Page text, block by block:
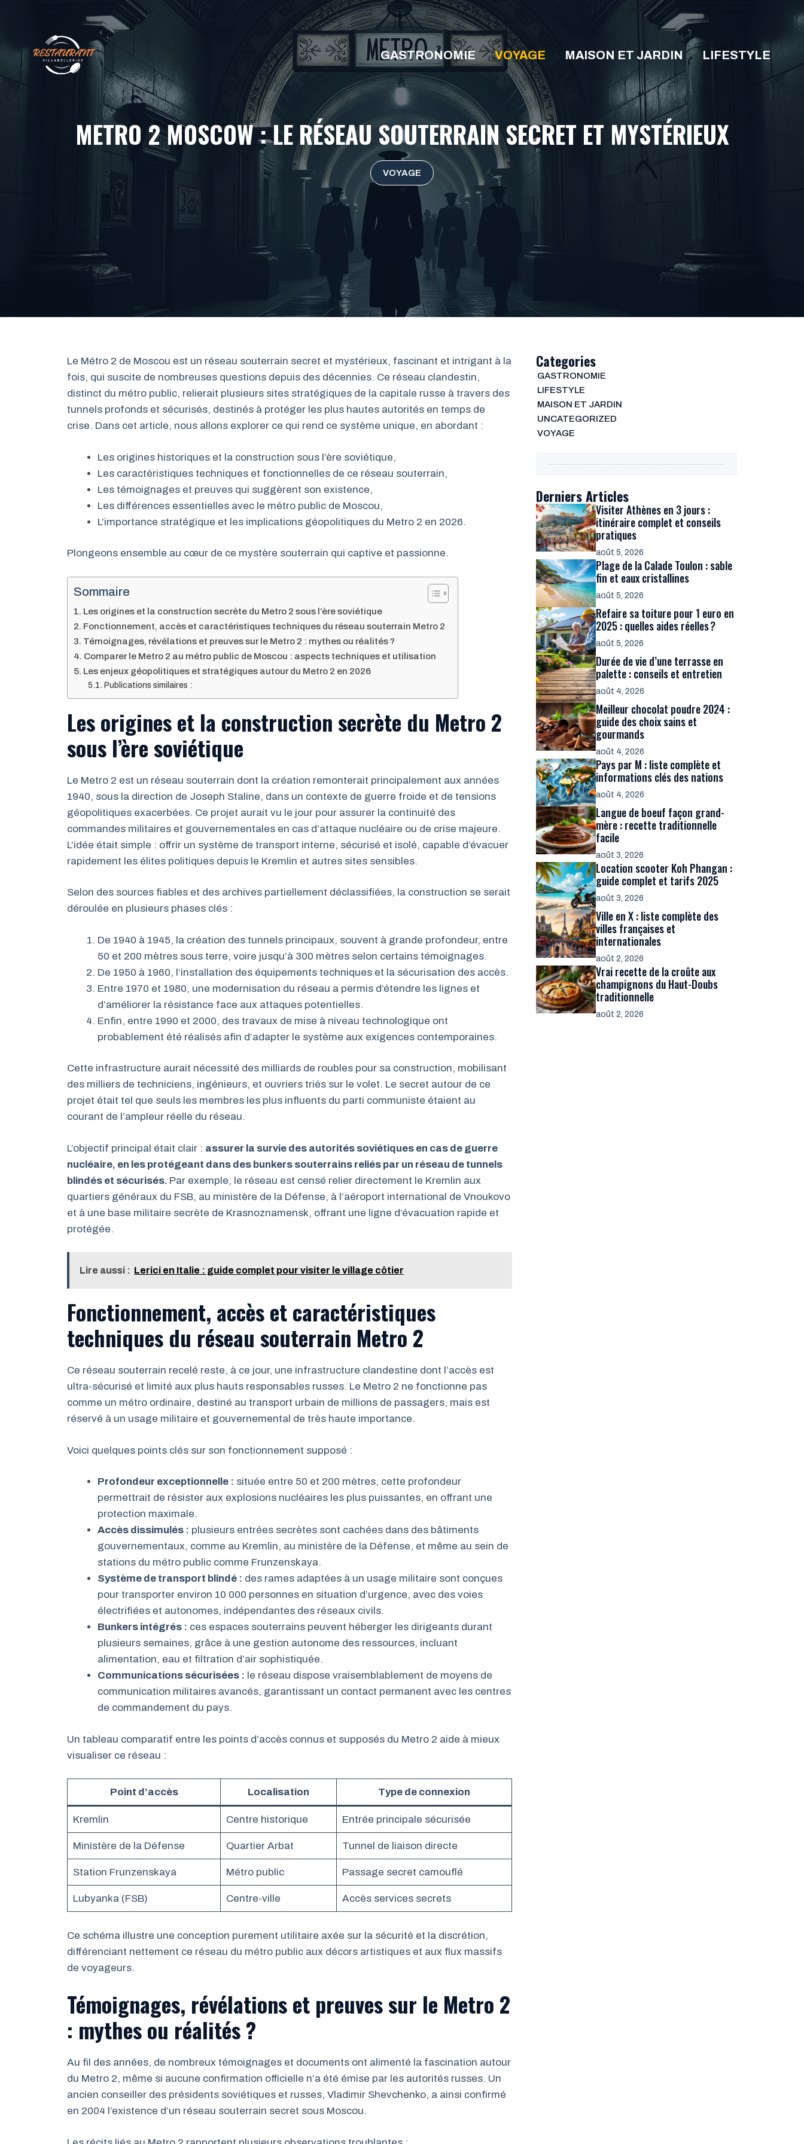
GASTRONOMIE VOYAGE MAISON ET JARDIN LIFESTYLE
METRO 2 MOSCOW : LE RÉSEAU SOUTERRAIN SECRET ET MYSTÉRIEUX
VOYAGE
Le Métro 2 de Moscou est un réseau souterrain secret et mystérieux, fascinant et intrigant à la
fois, qui suscite de nombreuses questions depuis des décennies. Ce réseau clandestin,
distinct du métro public, relierait plusieurs sites stratégiques de la capitale russe à travers des
tunnels profonds et sécurisés, destinés à protéger les plus hautes autorités en temps de
crise. Dans cet article, nous allons explorer ce qui rend ce système unique, en abordant :
Les origines historiques et la construction sous l’ère soviétique,
Les caractéristiques techniques et fonctionnelles de ce réseau souterrain,
Les témoignages et preuves qui suggèrent son existence,
Les différences essentielles avec le métro public de Moscou,
L’importance stratégique et les implications géopolitiques du Metro 2 en 2026.
Plongeons ensemble au cœur de ce mystère souterrain qui captive et passionne.
Sommaire
Les origines et la construction secrète du Metro 2 sous l’ère soviétique
Fonctionnement, accès et caractéristiques techniques du réseau souterrain Metro 2
Témoignages, révélations et preuves sur le Metro 2 : mythes ou réalités ?
Comparer le Metro 2 au métro public de Moscou : aspects techniques et utilisation
Les enjeux géopolitiques et stratégiques autour du Metro 2 en 2026
Publications similaires :
Les origines et la construction secrète du Metro 2
sous l’ère soviétique
Le Metro 2 est un réseau souterrain dont la création remonterait principalement aux années
1940, sous la direction de Joseph Staline, dans un contexte de guerre froide et de tensions
géopolitiques exacerbées. Ce projet aurait vu le jour pour assurer la continuité des
commandes militaires et gouvernementales en cas d’attaque nucléaire ou de crise majeure.
L’idée était simple : offrir un système de transport interne, sécurisé et isolé, capable d’évacuer
rapidement les élites politiques depuis le Kremlin et autres sites sensibles.
Selon des sources fiables et des archives partiellement déclassifiées, la construction se serait
déroulée en plusieurs phases clés :
De 1940 à 1945, la création des tunnels principaux, souvent à grande profondeur, entre
50 et 200 mètres sous terre, voire jusqu’à 300 mètres selon certains témoignages.
De 1950 à 1960, l’installation des équipements techniques et la sécurisation des accès.
Entre 1970 et 1980, une modernisation du réseau a permis d’étendre les lignes et
d’améliorer la résistance face aux attaques potentielles.
Enfin, entre 1990 et 2000, des travaux de mise à niveau technologique ont
probablement été réalisés afin d’adapter le système aux exigences contemporaines.
Cette infrastructure aurait nécessité des milliards de roubles pour sa construction, mobilisant
des milliers de techniciens, ingénieurs, et ouvriers triés sur le volet. Le secret autour de ce
projet était tel que seuls les membres les plus influents du parti communiste étaient au
courant de l’ampleur réelle du réseau.
L’objectif principal était clair : assurer la survie des autorités soviétiques en cas de guerre
nucléaire, en les protégeant dans des bunkers souterrains reliés par un réseau de tunnels
blindés et sécurisés. Par exemple, le réseau est censé relier directement le Kremlin aux
quartiers généraux du FSB, au ministère de la Défense, à l’aéroport international de Vnoukovo
et à une base militaire secrète de Krasnoznamensk, offrant une ligne d’évacuation rapide et
protégée.
Lire aussi : Lerici en Italie : guide complet pour visiter le village côtier
Fonctionnement, accès et caractéristiques
techniques du réseau souterrain Metro 2
Ce réseau souterrain recelé reste, à ce jour, une infrastructure clandestine dont l’accès est
ultra-sécurisé et limité aux plus hauts responsables russes. Le Metro 2 ne fonctionne pas
comme un métro ordinaire, destiné au transport urbain de millions de passagers, mais est
réservé à un usage militaire et gouvernemental de très haute importance.
Voici quelques points clés sur son fonctionnement supposé :
Profondeur exceptionnelle : située entre 50 et 200 mètres, cette profondeur
permettrait de résister aux explosions nucléaires les plus puissantes, en offrant une
protection maximale.
Accès dissimulés : plusieurs entrées secrètes sont cachées dans des bâtiments
gouvernementaux, comme au Kremlin, au ministère de la Défense, et même au sein de
stations du métro public comme Frunzenskaya.
Système de transport blindé : des rames adaptées à un usage militaire sont conçues
pour transporter environ 10 000 personnes en situation d’urgence, avec des voies
électrifiées et autonomes, indépendantes des réseaux civils.
Bunkers intégrés : ces espaces souterrains peuvent héberger les dirigeants durant
plusieurs semaines, grâce à une gestion autonome des ressources, incluant
alimentation, eau et filtration d’air sophistiquée.
Communications sécurisées : le réseau dispose vraisemblablement de moyens de
communication militaires avancés, garantissant un contact permanent avec les centres
de commandement du pays.
Un tableau comparatif entre les points d’accès connus et supposés du Metro 2 aide à mieux
visualiser ce réseau :
Point d’accès Localisation Type de connexion
Kremlin Centre historique Entrée principale sécurisée
Ministère de la Défense Quartier Arbat Tunnel de liaison directe
Station Frunzenskaya Métro public Passage secret camouflé
Lubyanka (FSB) Centre-ville Accès services secrets
Ce schéma illustre une conception purement utilitaire axée sur la sécurité et la discrétion,
différenciant nettement ce réseau du métro public aux décors artistiques et aux flux massifs
de voyageurs.
Témoignages, révélations et preuves sur le Metro 2
: mythes ou réalités ?
Au fil des années, de nombreux témoignages et documents ont alimenté la fascination autour
du Metro 2, même si aucune confirmation officielle n’a été émise par les autorités russes. Un
ancien conseiller des présidents soviétiques et russes, Vladimir Shevchenko, a ainsi confirmé
en 2004 l’existence d’un réseau souterrain secret sous Moscou.
Categories
GASTRONOMIE
LIFESTYLE
MAISON ET JARDIN
UNCATEGORIZED
VOYAGE
Derniers Articles
Visiter Athènes en 3 jours :
itinéraire complet et conseils
pratiques
août 5, 2026
Plage de la Calade Toulon : sable
fin et eaux cristallines
août 5, 2026
Refaire sa toiture pour 1 euro en
2025 : quelles aides réelles ?
août 5, 2026
Durée de vie d’une terrasse en
palette : conseils et entretien
août 4, 2026
Meilleur chocolat poudre 2024 :
guide des choix sains et
gourmands
août 4, 2026
Pays par M : liste complète et
informations clés des nations
août 4, 2026
Langue de boeuf façon grand-
mère : recette traditionnelle
facile
août 3, 2026
Location scooter Koh Phangan :
guide complet et tarifs 2025
août 3, 2026
Ville en X : liste complète des
villes françaises et
internationales
août 2, 2026
Vrai recette de la croûte aux
champignons du Haut-Doubs
traditionnelle
août 2, 2026